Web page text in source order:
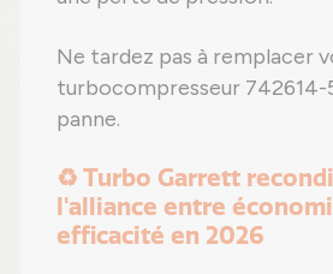
Ne tardez pas à remplacer
turbocompresseur 742614-
panne.
♻️ Turbo Garrett
l'alliance entre
efficacité en 2026